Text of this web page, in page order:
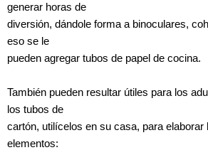
generar horas de
diversión, dándole forma a binoculares,
eso se le
pueden agregar tubos de papel de cocina.
También pueden resultar útiles para los
los tubos de
cartón, utilícelos en su casa, para elaborar
elementos: